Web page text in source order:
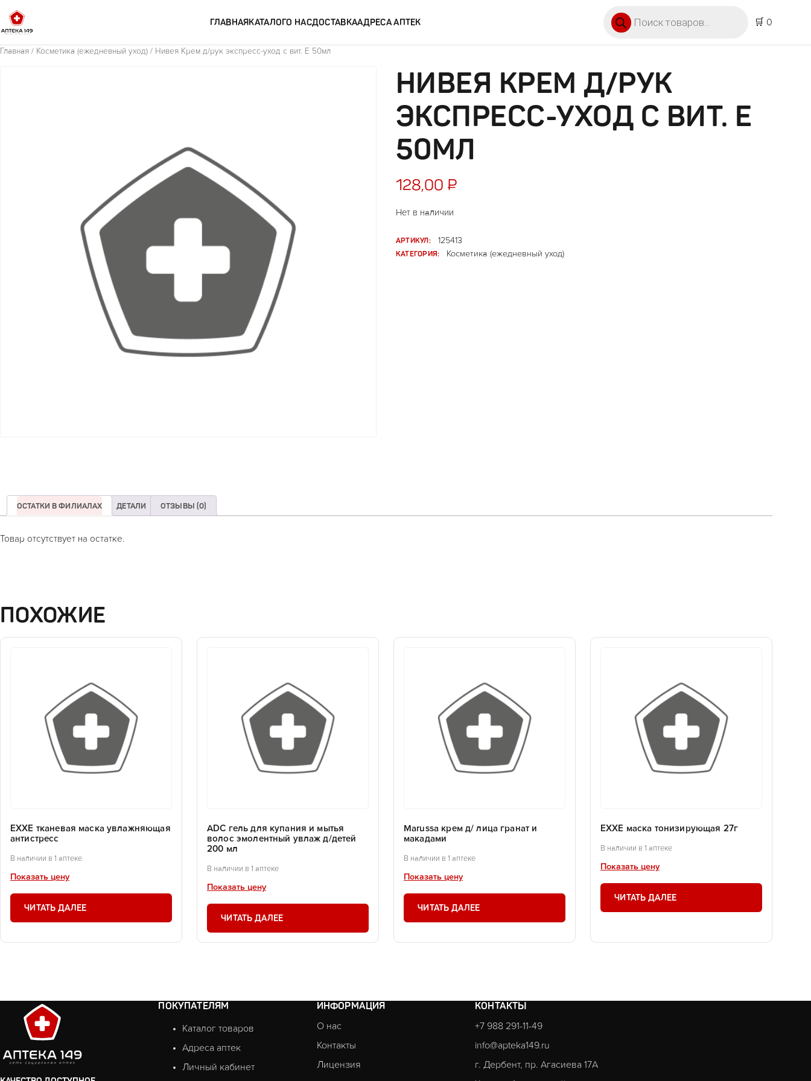
ГЛАВНАЯКАТАЛОГО НАСДОСТАВКААДРЕСА АПТЕК
🛒 0
Главная / Косметика (ежедневный уход) / Нивея Крем д/рук экспресс-уход с вит. Е 50мл
НИВЕЯ КРЕМ Д/РУК
ЭКСПРЕСС-УХОД С ВИТ. Е
50МЛ
128,00 ₽
Нет в наличии
АРТИКУЛ:
125413
КАТЕГОРИЯ:
Косметика (ежедневный уход)
ОСТАТКИ В ФИЛИАЛАХ ДЕТАЛИ ОТЗЫВЫ (0)
Товар отсутствует на остатке.
ПОХОЖИЕ
EXXE тканевая маска увлажняющая
антистресс
В наличии в 1 аптеке
Показать цену
ЧИТАТЬ ДАЛЕЕ
ADC гель для купания и мытья
волос эмолентный увлаж д/детей
200 мл
В наличии в 1 аптеке
Показать цену
ЧИТАТЬ ДАЛЕЕ
Marussa крем д/ лица гранат и
макадами
В наличии в 1 аптеке
Показать цену
ЧИТАТЬ ДАЛЕЕ
EXXE маска тонизирующая 27г
В наличии в 1 аптеке
Показать цену
ЧИТАТЬ ДАЛЕЕ
ПОКУПАТЕЛЯМ
Каталог товаров
Адреса аптек
Личный кабинет
ИНФОРМАЦИЯ
О нас
Контакты
Лицензия
КОНТАКТЫ
+7 988 291-11-49
info@apteka149.ru
г. Дербент, пр. Агасиева 17А